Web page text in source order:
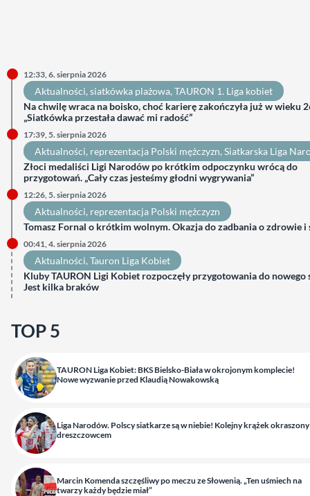
12:33, 6. sierpnia 2026
Aktualności, siatkówka plażowa, TAURON 1. Liga kobiet
Na chwilę wraca na boisko, choć karierę zakończyła już w wieku
„Siatkówka przestała dawać mi radość”
17:39, 5. sierpnia 2026
Aktualności, reprezentacja Polski mężczyzn, Siatkarska Liga
Złoci medaliści Ligi Narodów po krótkim odpoczynku wrócą do
przygotowań. „Cały czas jesteśmy głodni wygrywania”
12:26, 5. sierpnia 2026
Aktualności, reprezentacja Polski mężczyzn
Tomasz Fornal o krótkim wolnym. Okazja do zadbania o zdrowie i
00:41, 4. sierpnia 2026
Aktualności, Tauron Liga Kobiet
Kluby TAURON Ligi Kobiet rozpoczęły przygotowania do nowego
Jest kilka braków
TOP 5
TAURON Liga Kobiet: BKS Bielsko-Biała w okrojonym komplecie!
Nowe wyzwanie przed Klaudią Nowakowską
Liga Narodów. Polscy siatkarze są w niebie! Kolejny krążek okraszony
dreszczowcem
Marcin Komenda szczęśliwy po meczu ze Słowenią. „Ten uśmiech na
twarzy każdy będzie miał”